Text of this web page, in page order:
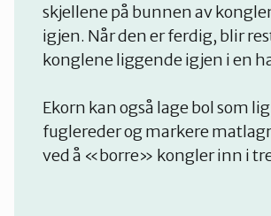
skjellene på bunnen av
igjen. Når den er ferdig, blir
konglene liggende igjen i en
Ekorn kan også lage bol som
fuglereder og markere
ved å «borre» kongler inn i